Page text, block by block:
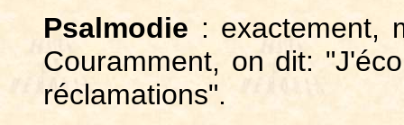
Psalmodie : exactement,
Couramment, on dit:
réclamations".